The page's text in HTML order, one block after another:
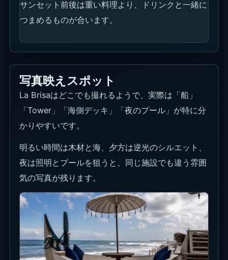
Tower周辺
木材の重なりと高さが出るので、全体の世界観を入
れたい時に使いやすいポイントです。